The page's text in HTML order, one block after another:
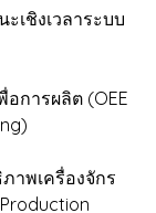
เชิงเวลาระบบ
อการผลิต (OEE
าพเครื่องจักร